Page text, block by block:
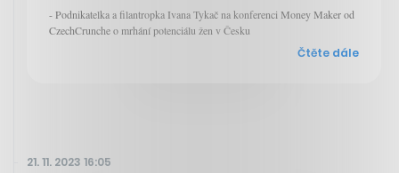
- Podnikatelka a filantropka Ivana Tykač na konferenci Money Maker od
CzechCrunche o mrhání potenciálu žen v Česku
Čtěte dále
21. 11. 2023 16:05